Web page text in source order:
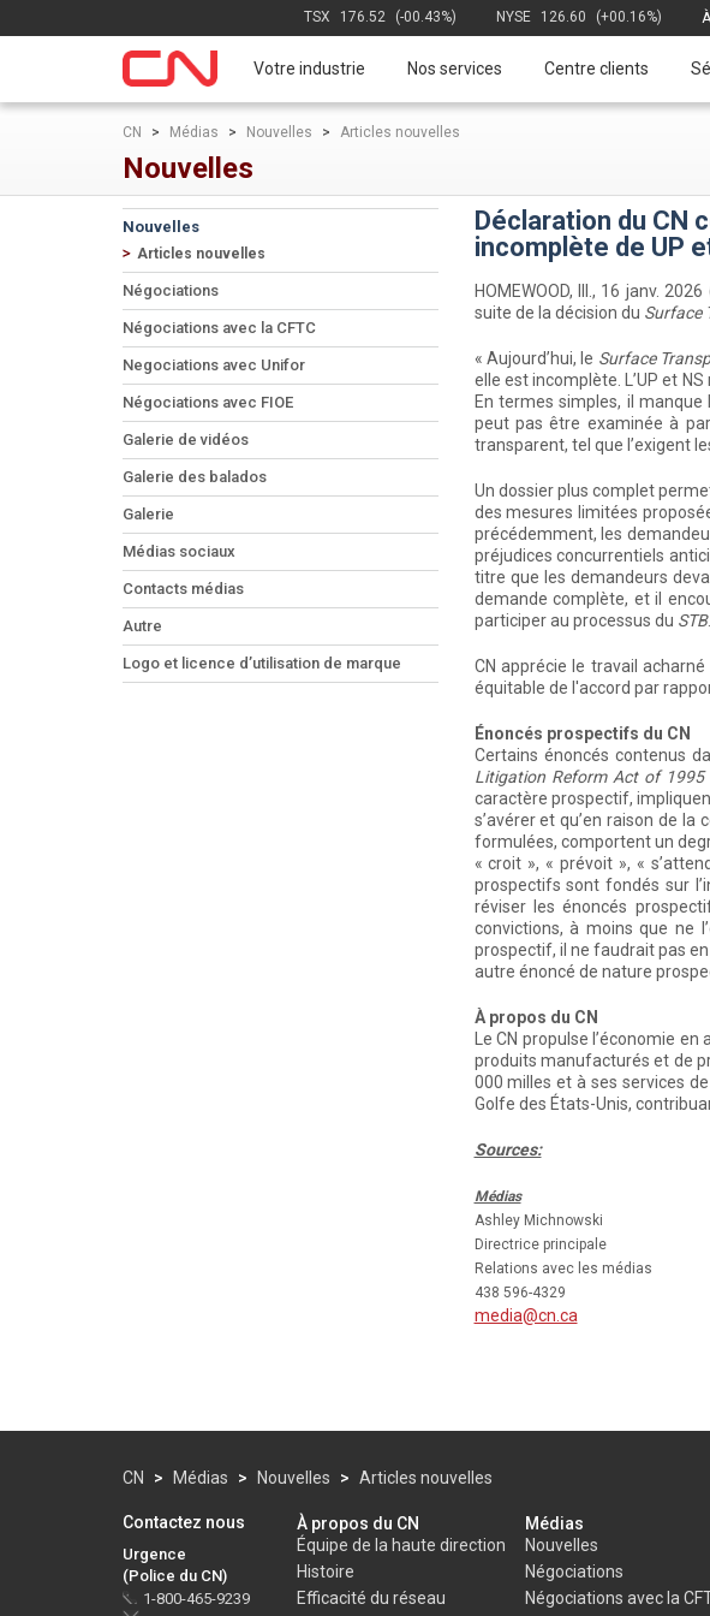
NYSE 126.60 (+00.16%)
TSX 176.52 (-00.43%)
Votre industrie Nos services Centre clients
CN > Médias > Nouvelles > Articles nouvelles
Nouvelles
Nouvelles
Articles nouvelles
Négociations
Négociations avec la CFTC
Negociations avec Unifor
Négociations avec FIOE
Galerie de vidéos
Galerie des balados
Galerie
Médias sociaux
Contacts médias
Autre
Logo et licence d’utilisation de marque
Déclaration du CN
incomplète de UP
HOMEWOOD, Ill., 16 janv.
suite de la décision du Surface
« Aujourd’hui, le Surface
elle est incomplète. L’UP et
En termes simples, il
peut pas être examinée à
transparent, tel que l’exigent
Un dossier plus complet
des mesures limitées
précédemment, les
préjudices concurrentiels
titre que les demandeurs
demande complète, et il
participer au processus du STB.
CN apprécie le travail
équitable de l'accord par
Énoncés prospectifs du CN
Certains énoncés contenus
Litigation Reform Act of 1995
caractère prospectif,
s’avérer et qu’en raison de
formulées, comportent un
« croit », « prévoit », «
prospectifs sont fondés sur
réviser les énoncés
convictions, à moins que ne
prospectif, il ne faudrait pas
autre énoncé de nature
À propos du CN
Le CN propulse l’économie
produits manufacturés et de
000 milles et à ses services
Golfe des États-Unis,
Sources:
Médias
Ashley Michnowski
Directrice principale
Relations avec les médias
438 596-4329
media@cn.ca
CN > Médias > Nouvelles > Articles nouvelles
Contactez nous
Urgence
(Police du CN)
1-800-465-9239
À propos du CN
Équipe de la haute direction
Histoire
Efficacité du réseau
Médias
Nouvelles
Négociations
Négociations avec la